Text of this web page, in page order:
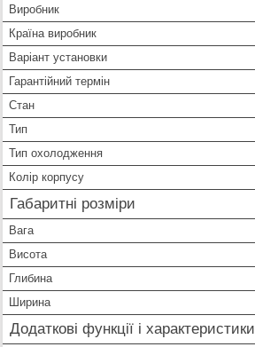
Виробник
Країна виробник
Варіант установки
Гарантійний термін
Стан
Тип
Тип охолодження
Колір корпусу
Габаритні розміри
Вага
Висота
Глибина
Ширина
Додаткові функції і характеристики